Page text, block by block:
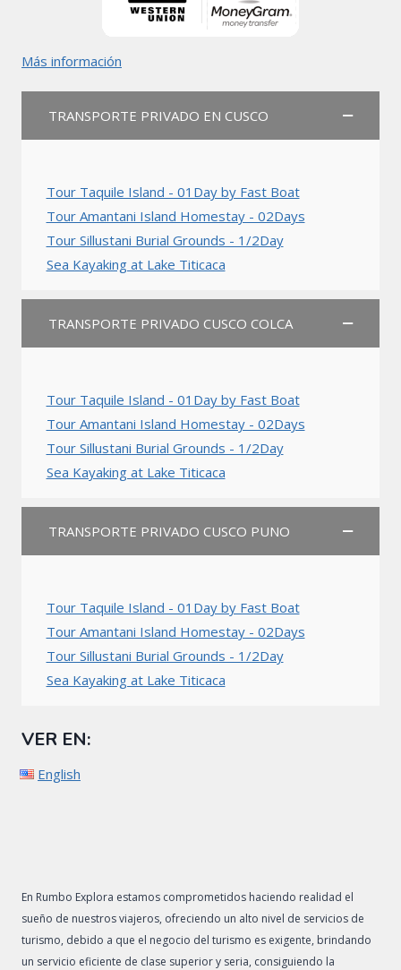
Más información
TRANSPORTE PRIVADO EN CUSCO
Tour Taquile Island - 01Day by Fast Boat
Tour Amantani Island Homestay - 02Days
Tour Sillustani Burial Grounds - 1/2Day
Sea Kayaking at Lake Titicaca
TRANSPORTE PRIVADO CUSCO COLCA
Tour Taquile Island - 01Day by Fast Boat
Tour Amantani Island Homestay - 02Days
Tour Sillustani Burial Grounds - 1/2Day
Sea Kayaking at Lake Titicaca
TRANSPORTE PRIVADO CUSCO PUNO
Tour Taquile Island - 01Day by Fast Boat
Tour Amantani Island Homestay - 02Days
Tour Sillustani Burial Grounds - 1/2Day
Sea Kayaking at Lake Titicaca
VER EN:
English
En Rumbo Explora estamos comprometidos haciendo realidad el
sueño de nuestros viajeros, ofreciendo un alto nivel de servicios de
turismo, debido a que el negocio del turismo es exigente, brindando
un servicio eficiente de clase superior y seria, consiguiendo la